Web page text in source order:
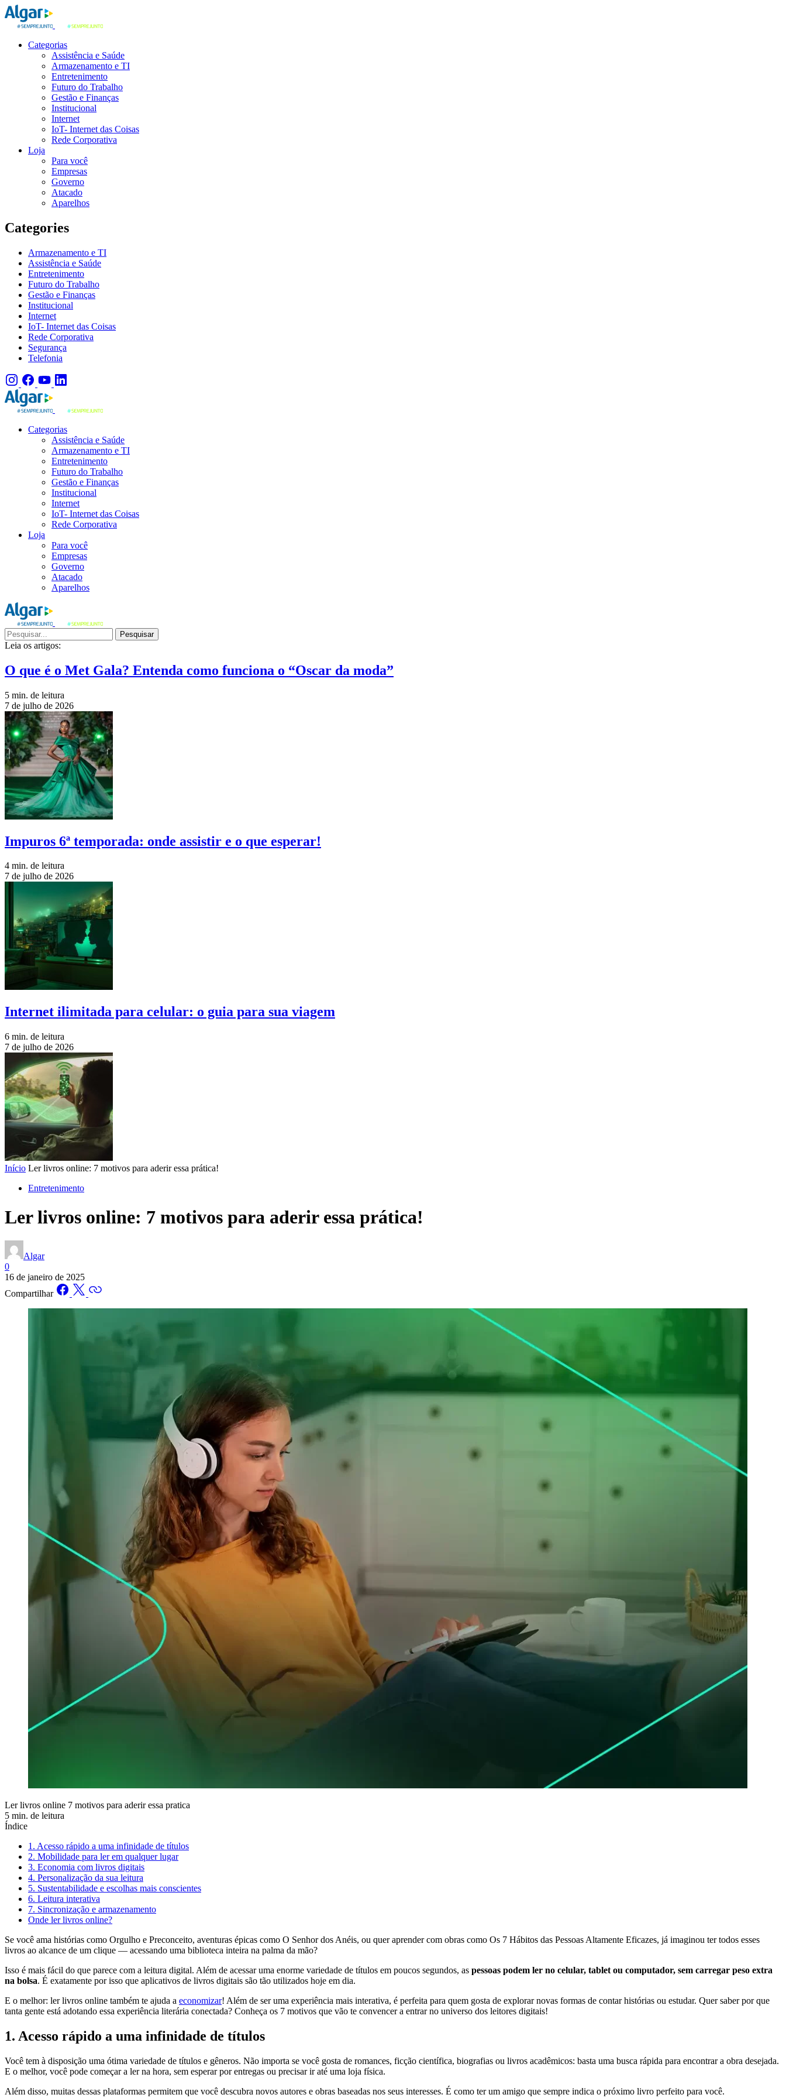
Categorias
Assistência e Saúde
Armazenamento e TI
Entretenimento
Futuro do Trabalho
Gestão e Finanças
Institucional
Internet
IoT- Internet das Coisas
Rede Corporativa
Loja
Para você
Empresas
Governo
Atacado
Aparelhos
Categories
Armazenamento e TI
Assistência e Saúde
Entretenimento
Futuro do Trabalho
Gestão e Finanças
Institucional
Internet
IoT- Internet das Coisas
Rede Corporativa
Segurança
Telefonia
Categorias
Assistência e Saúde
Armazenamento e TI
Entretenimento
Futuro do Trabalho
Gestão e Finanças
Institucional
Internet
IoT- Internet das Coisas
Rede Corporativa
Loja
Para você
Empresas
Governo
Atacado
Aparelhos
Pesquisar
Leia os artigos:
O que é o Met Gala? Entenda como funciona o “Oscar da moda”
5 min. de leitura
7 de julho de 2026
Impuros 6ª temporada: onde assistir e o que esperar!
4 min. de leitura
7 de julho de 2026
Internet ilimitada para celular: o guia para sua viagem
6 min. de leitura
7 de julho de 2026
Início Ler livros online: 7 motivos para aderir essa prática!
Entretenimento
Ler livros online: 7 motivos para aderir essa prática!
Algar
0
16 de janeiro de 2025
Compartilhar
Ler livros online 7 motivos para aderir essa pratica
5 min. de leitura
Índice
1. Acesso rápido a uma infinidade de títulos
2. Mobilidade para ler em qualquer lugar
3. Economia com livros digitais
4. Personalização da sua leitura
5. Sustentabilidade e escolhas mais conscientes
6. Leitura interativa
7. Sincronização e armazenamento
Onde ler livros online?
Se você ama histórias como Orgulho e Preconceito, aventuras épicas como O Senhor dos Anéis, ou quer aprender com obras como Os 7 Hábitos das Pessoas Altamente Eficazes, já imaginou ter todos esses
livros ao alcance de um clique — acessando uma biblioteca inteira na palma da mão?
Isso é mais fácil do que parece com a leitura digital. Além de acessar uma enorme variedade de títulos em poucos segundos, as pessoas podem ler no celular, tablet ou computador, sem carregar peso extra
na bolsa. É exatamente por isso que aplicativos de livros digitais são tão utilizados hoje em dia.
E o melhor: ler livros online também te ajuda a economizar! Além de ser uma experiência mais interativa, é perfeita para quem gosta de explorar novas formas de contar histórias ou estudar. Quer saber por que
tanta gente está adotando essa experiência literária conectada? Conheça os 7 motivos que vão te convencer a entrar no universo dos leitores digitais!
1. Acesso rápido a uma infinidade de títulos
Você tem à disposição uma ótima variedade de títulos e gêneros. Não importa se você gosta de romances, ficção científica, biografias ou livros acadêmicos: basta uma busca rápida para encontrar a obra desejada.
E o melhor, você pode começar a ler na hora, sem esperar por entregas ou precisar ir até uma loja física.
Além disso, muitas dessas plataformas permitem que você descubra novos autores e obras baseadas nos seus interesses. É como ter um amigo que sempre indica o próximo livro perfeito para você.